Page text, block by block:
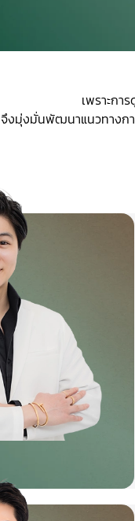
เพราะกา
จึงมุ่งมั่นพัฒนาแนวทางกา